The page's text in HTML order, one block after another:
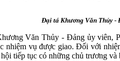
Đại tá Khương Văn Thủy -
Văn Thủy - Đảng ủy viên,
nhiệm vụ được giao. Đối với
tiếp tục có những chủ trương